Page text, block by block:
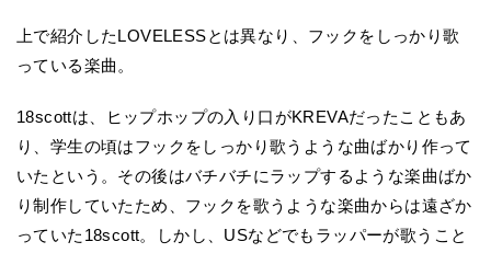
上で紹介したLOVELESSとは異なり、フックをしっかり歌
っている楽曲。
18scottは、ヒップホップの入り口がKREVAだったこともあ
り、学生の頃はフックをしっかり歌うような曲ばかり作って
いたという。その後はバチバチにラップするような楽曲ばか
り制作していたため、フックを歌うような楽曲からは遠ざか
っていた18scott。しかし、USなどでもラッパーが歌うこと